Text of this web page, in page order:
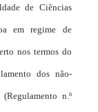
de Ciências
em regime de
nos termos do
dos não-
n.º